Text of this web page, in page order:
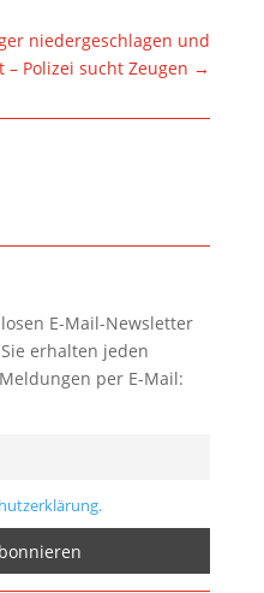
niedergeschlagen und
– Polizei sucht Zeugen →
E-Mail-Newsletter
erhalten jeden
per E-Mail: